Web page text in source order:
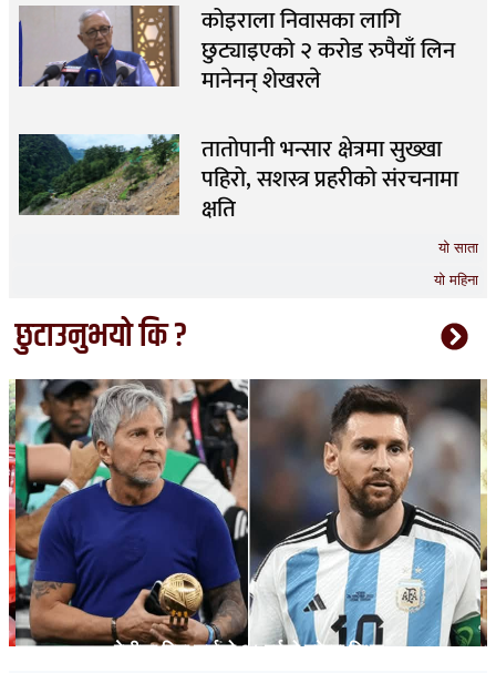
यो साता
यो महिना
कोइराला निवासका लागि
छुट्याइएको २ करोड रुपैयाँ लिन
मानेनन् शेखरले
तातोपानी भन्सार क्षेत्रमा सुख्खा
पहिरो, सशस्त्र प्रहरीको संरचनामा
क्षति
छुटाउनुभयो कि ?
मेसीका पिता जर्जको ६८ वर्षको उमेरमा निधन